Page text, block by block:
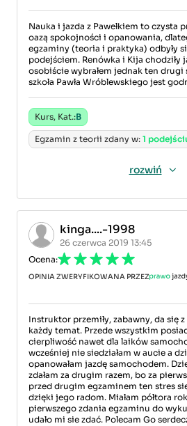
Nauka i jazda z Pawełkiem to czysta
oazą spokojności i opanowania,
egzaminy (teoria i praktyka) odbyły
podejściem. Renówka i Kija chodziły
osobiście wybrałem jednak ten
szkoła Pawła Wróblewskiego jest
Kurs, Kat.:B
Egzamin z teorii zdany w: 1
rozwiń
kinga....-1998
26 czerwca 2019 13:45
Ocena:
OPINIA ZWERYFIKOWANA PRZEZ
Instruktor przemiły, zabawny, da się
każdy temat. Przede wszystkim
cierpliwość nawet dla laików
wcześniej nie siedziałam w aucie a
opanowałam jazdę samochodem.
zdałam za drugim razem, bo za
przed drugim egzaminem ten stres
dzięki jego radom. Miałam półtora
pierwszego zdania egzaminu do
udało mi sie zdać. Polecam Go